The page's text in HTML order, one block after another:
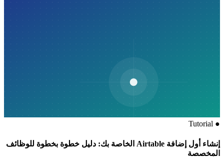
●
Tutorial
إنشاء أول إضافة Airtable الخاصة بك: دليل خطوة بخطوة للوظائف
المخصصة